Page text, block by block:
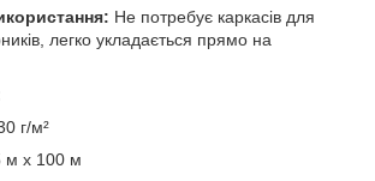
Не потребує каркасів для
легко укладається прямо на
г/м²
м х 100 м